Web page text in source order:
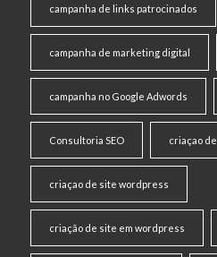
campanha de links patrocinados
campanha de marketing digital
campanha no Google Adwords
Consultoria SEO criaçao
criaçao de site wordpress
criação de site em wordpress